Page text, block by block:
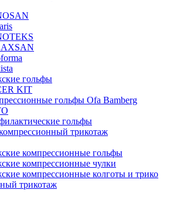
гольфы
KIT
гольфы Ofa Bamberg
гольфы
трикотаж
компрессионные гольфы
компрессионные чулки
компрессионные колготы и трико
трикотаж